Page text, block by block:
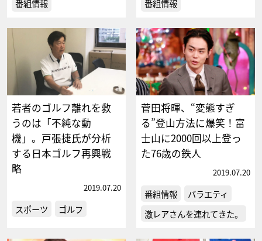
番組情報 番組情報
若者のゴルフ離れを救
うのは「不純な動
機」。戸張捷氏が分析
する日本ゴルフ再興戦
略
2019.07.20
スポーツ ゴルフ
菅田将暉、“変態すぎ
る”登山方法に爆笑！富
士山に2000回以上登っ
た76歳の鉄人
2019.07.20
番組情報
バラエティ
激レアさんを連れてきた。